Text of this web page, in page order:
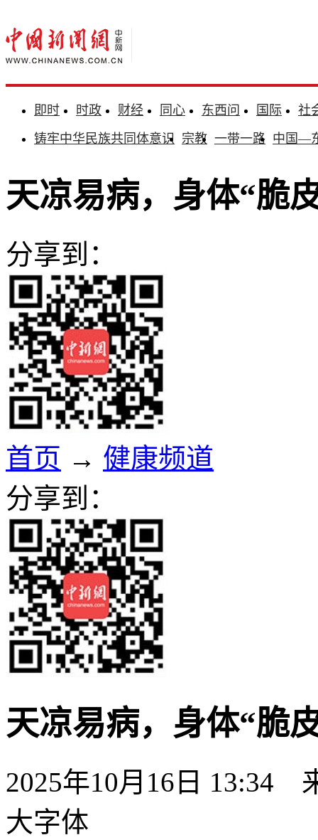
即时 时政 财经 同心 东西问 国际
社
铸牢中华民族共同体意识 宗教 一带一路 中国—
天凉易病，身体“脆
分享到：
首页 → 健康频道
分享到：
天凉易病，身体“脆
2025年10月16日 13:34
大字体